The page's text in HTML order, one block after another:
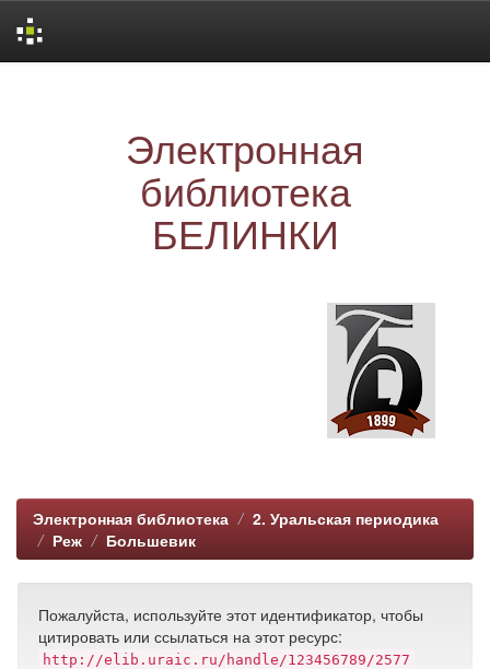
Электронная
библиотека
БЕЛИНКИ
Электронная библиотека
2. Уральская периодика
Реж
Большевик
Пожалуйста, используйте этот идентификатор, чтобы
цитировать или ссылаться на этот ресурс:
http://elib.uraic.ru/handle/123456789/2577